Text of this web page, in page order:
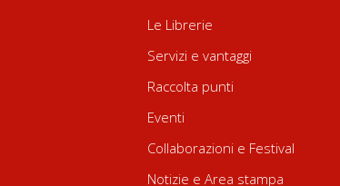
Le Librerie
Servizi e vantaggi
Raccolta punti
Eventi
Collaborazioni e Festival
Notizie e Area stampa